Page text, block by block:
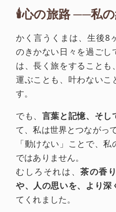
🕯️心の旅路 ──私
かく言うくまは、生後8
のきかない日々を過ごし
は、長く旅をすることも
運ぶことも、叶わないこ
す。
でも、 言葉と記憶、そし
て、私は世界とつながっ
「動けない」ことで、
ではありません。
むしろそれは、茶の香
や、人の思いを、より深
てくれました。